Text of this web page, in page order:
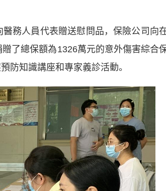
務人員代表贈送慰問品，保險公司向
了總保額為1326萬元的意外傷害綜合
防知識講座和專家義診活動。